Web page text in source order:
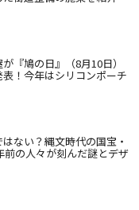
『鳩の日』（8月10日）
！今年はシリコンポーチ
ない？縄文時代の国宝・
前の人々が刻んだ謎とデザ